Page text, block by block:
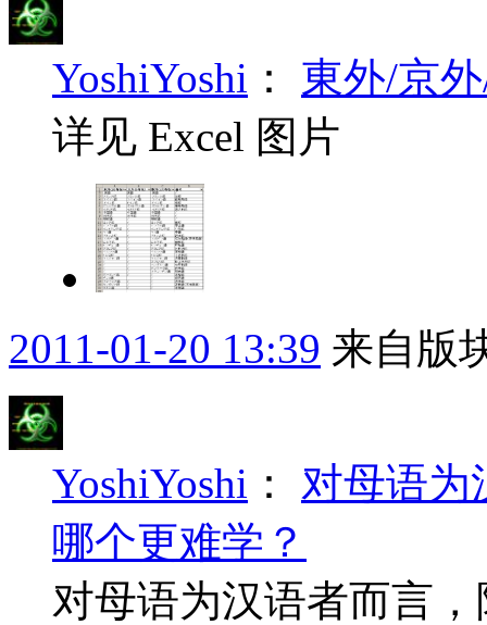
YoshiYoshi ： 東外/京
详见 Excel 图片
2011-01-20 13:39 来自版
YoshiYoshi ： 对母语为
哪个更难学？
对母语为汉语者而言